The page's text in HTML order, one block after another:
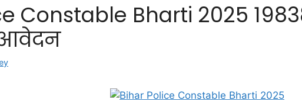
Constable Bharti 2025